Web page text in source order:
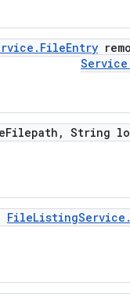
. FileEntry
Service
Filepath , String
FileListingService .